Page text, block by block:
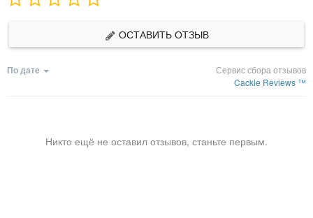
ОСТАВИТЬ ОТЗЫВ
По дате
Сервис сбора отзывов
Cackle Reviews ™
Никто ещё не оставил отзывов, станьте первым.